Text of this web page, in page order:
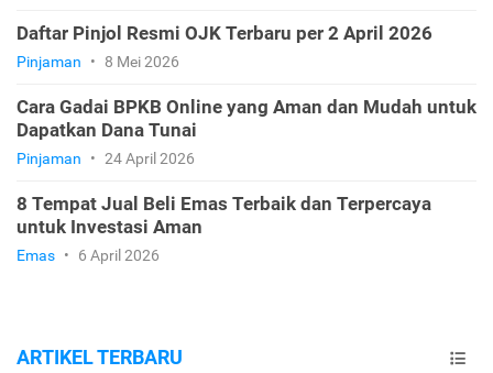
Daftar Pinjol Resmi OJK Terbaru per 2 April 2026
Pinjaman • 8 Mei 2026
Cara Gadai BPKB Online yang Aman dan Mudah untuk
Dapatkan Dana Tunai
Pinjaman • 24 April 2026
8 Tempat Jual Beli Emas Terbaik dan Terpercaya
untuk Investasi Aman
Emas • 6 April 2026
ARTIKEL TERBARU